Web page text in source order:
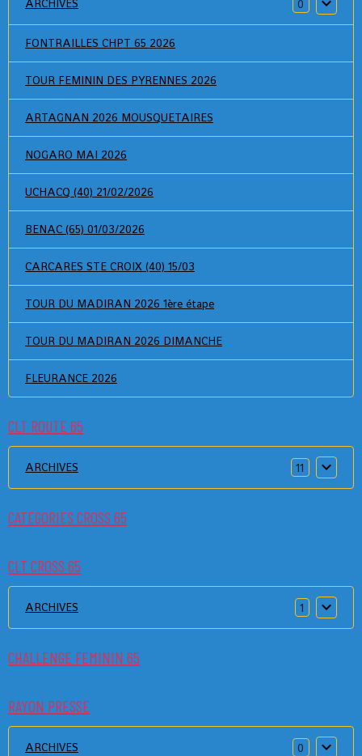
ARCHIVES 0
FONTRAILLES CHPT 65 2026
TOUR FEMININ DES PYRENNES 2026
ARTAGNAN 2026 MOUSQUETAIRES
NOGARO MAI 2026
UCHACQ (40) 21/02/2026
BENAC (65) 01/03/2026
CARCARES STE CROIX (40) 15/03
TOUR DU MADIRAN 2026 1ère étape
TOUR DU MADIRAN 2026 DIMANCHE
FLEURANCE 2026
CLT ROUTE 65
ARCHIVES 11
CATEGORIES CROSS 65
CLT CROSS 65
ARCHIVES 1
CHALLENGE FEMININ 65
RAYON PRESSE
ARCHIVES 0